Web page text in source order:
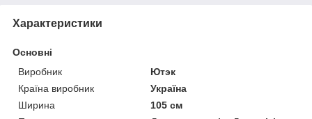
Характеристики
Основні
Виробник
Ютэк
Країна виробник
Україна
Ширина
105 см